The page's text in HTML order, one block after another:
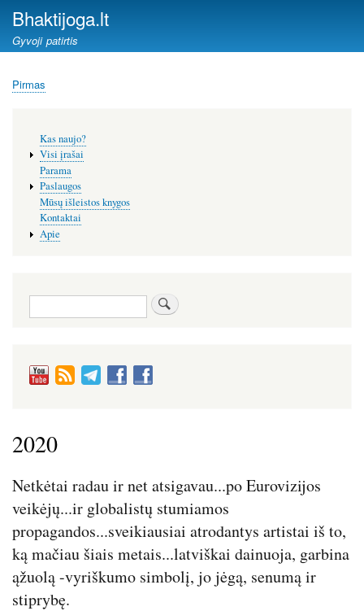
Bhaktijoga.lt
Gyvoji patirtis
Kelias
Pirmas
2020
Netkėtai radau ir net atsigavau...po Eurovizijos
veikėjų...ir globalistų stumiamos
propagandos...sveikiausiai atrodantys artistai iš to,
ką mačiau šiais metais...latviškai dainuoja, garbina
ąžuolą -vyriškumo simbolį, jo jėgą, senumą ir
stiprybę.
meniu
Kas naujo?
Visi įrašai
Parama
Paslaugos
Mūsų išleistos knygos
Kontaktai
Apie
Paieška